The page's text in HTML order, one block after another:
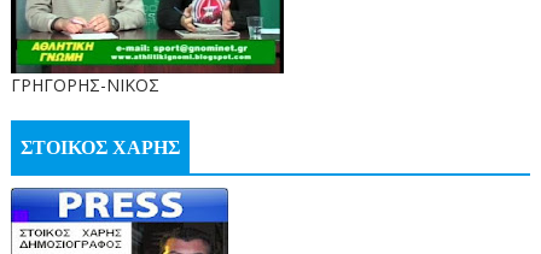
ΓΡΗΓΟΡΗΣ-ΝΙΚΟΣ
ΣΤΟΙΚΟΣ ΧΑΡΗΣ